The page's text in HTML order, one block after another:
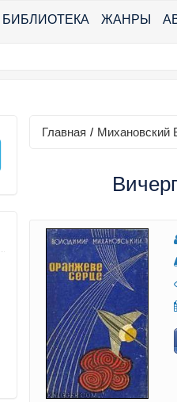
БИБЛИОТЕКА ЖАНРЫ
Главная / Михановский